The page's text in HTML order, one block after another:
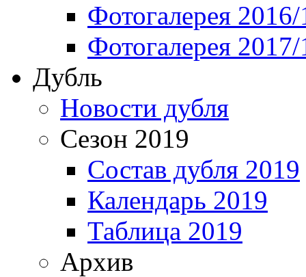
Фотогалерея
Фотогалерея
Дубль
Новости дубля
Сезон 2019
Состав дубля 2019
Календарь 2019
Таблица 2019
Архив